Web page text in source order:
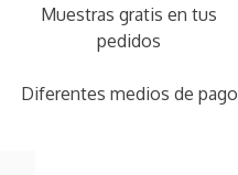
Muestras gratis en tus
pedidos
Diferentes medios de pago